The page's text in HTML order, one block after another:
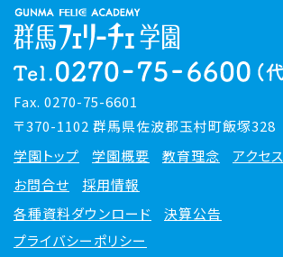
Fax. 0270-75-6601
〒370-1102 群馬県佐波郡玉村町飯塚328
プライバシーポリシー
学園トップ 学園概要 教育理念 アクセス
お問合せ
採用情報
各種資料ダウンロード
決算公告